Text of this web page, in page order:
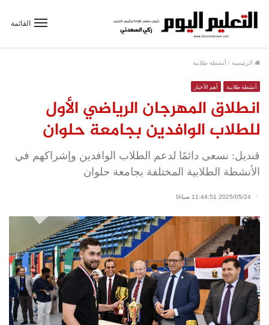
القائمة
الرئيسية / أنشطة طلابية
أنشطة طلابية أهم الأخبار
انطلاق المهرجان الرياضي الأول
للطلاب الوافدين بجامعة حلوان
قنديل: نسعى دائمًا لدعم الطلاب الوافدين وإشراكهم في
الأنشطة الطلابية المختلفة بجامعة حلوان
2025/05/24 11:44:51 صباحًا